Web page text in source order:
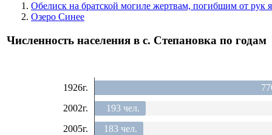
Обелиск на братской могиле жертвам, погибшим от рук
Озеро Синее
Численность населения в с. Степановка по годам
1926г.
2002г.
2005г.
193 чел.
183 чел.